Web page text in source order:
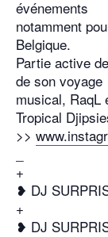
événements
notamment
Belgique.
Partie active
de son voyage
musical, RaqL
Tropical
>>
+
❥ DJ
+
❥ DJ